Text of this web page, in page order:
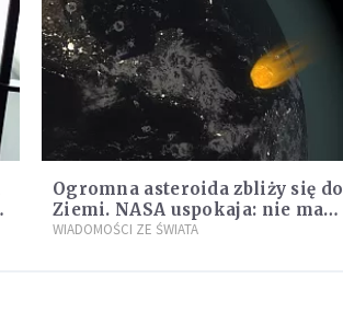
Ogromna asteroida zbliży się do
Ziemi. NASA uspokaja: nie ma
zagrożenia
WIADOMOŚCI ZE ŚWIATA